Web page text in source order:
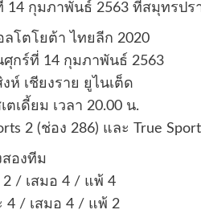
กุมภาพันธ์ 2563 ที่สมุทรปรา
โตโยต้า ไทยลีก 2020
กร์ที่ 14 กุมภาพันธ์ 2563
ห์ เชียงราย ยูไนเต็ด
เดี้ยม เวลา 20.00 น.
2 (ช่อง 286) และ True
องทีม
/ เสมอ 4 / แพ้ 4
4 / เสมอ 4 / แพ้ 2